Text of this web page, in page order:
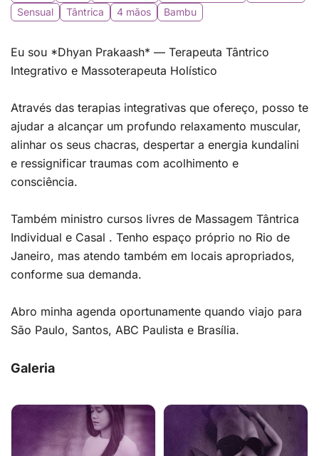
Sensual
Tântrica 4 mãos Bambu
Eu sou *Dhyan Prakaash* — Terapeuta Tântrico
Integrativo e Massoterapeuta Holístico
Através das terapias integrativas que ofereço, posso te
ajudar a alcançar um profundo relaxamento muscular,
alinhar os seus chacras, despertar a energia kundalini
e ressignificar traumas com acolhimento e
consciência.
Também ministro cursos livres de Massagem Tântrica
Individual e Casal . Tenho espaço próprio no Rio de
Janeiro, mas atendo também em locais apropriados,
conforme sua demanda.
Abro minha agenda oportunamente quando viajo para
São Paulo, Santos, ABC Paulista e Brasília.
Galeria